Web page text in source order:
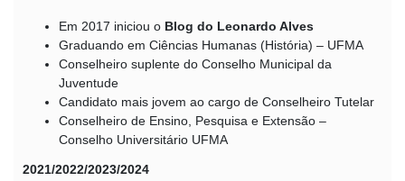
Em 2017 iniciou o Blog do Leonardo Alves
Graduando em Ciências Humanas (História) – UFMA
Conselheiro suplente do Conselho Municipal da
Juventude
Candidato mais jovem ao cargo de Conselheiro Tutelar
Conselheiro de Ensino, Pesquisa e Extensão –
Conselho Universitário UFMA
2021/2022/2023/2024